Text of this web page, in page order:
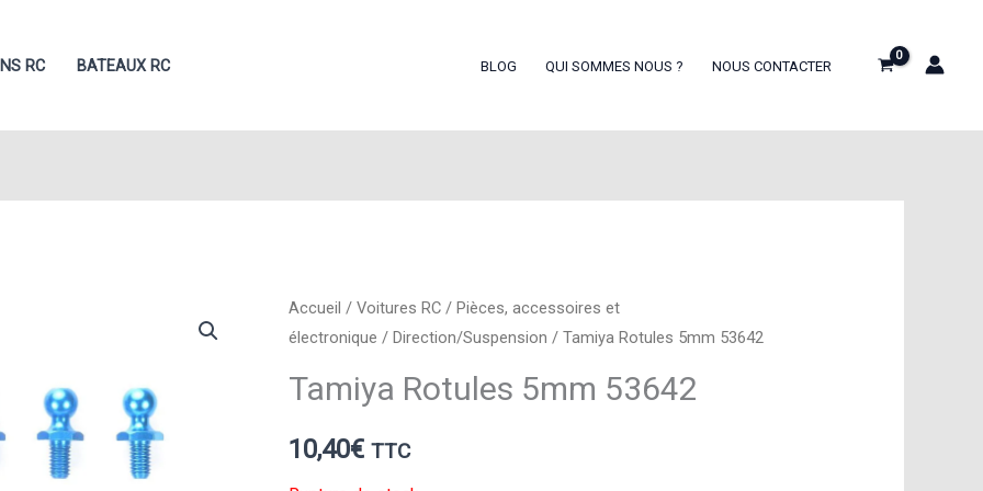
RC BATEAUX RC BLOG QUI SOMMES NOUS ? NOUS CONTACTER
Accueil /Voitures RC /Pièces, accessoires et
électronique /Direction/Suspension / Tamiya Rotules 5mm 53642
Tamiya Rotules 5mm 53642
10,40€ TTC